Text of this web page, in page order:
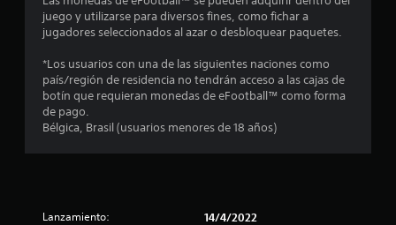
e
n
u
t
juego y utilizarse para diversos fines, como fichar a
jugadores seleccionados al azar o desbloquear paquetes.
*Los usuarios con una de las siguientes naciones como
país/región de residencia no tendrán acceso a las cajas de
botín que requieran monedas de eFootball™ como forma
de pago.
Bélgica, Brasil (usuarios menores de 18 años)
Lanzamiento: 14/4/2022